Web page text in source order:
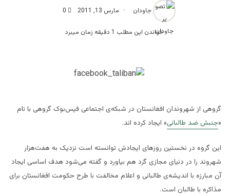
جاودان مارس 13, 2011 0
خواندن این مطلب 1 دقیقه زمان میبرد
گروهی از شهروندان افغانستان در شبکه‌ی اجتماعی فیس‌بوک گروهی با نام
«جنبش ضد طالبانی» ایجاد کرده اند.
این گروه در نخستین روزهای ایجادش توانسته است نزدیک به هفت‌هزار
شهروند را در دنیای مجازی گرد هم بیاورد و گفته‌ می‌شود هدف اساسی ایجاد
آن مبارزه با اندیشه‌ی طالبانی و اعلام مخالفت با طرح حکومت افغانستان برای
مذاکره با طالبان است.